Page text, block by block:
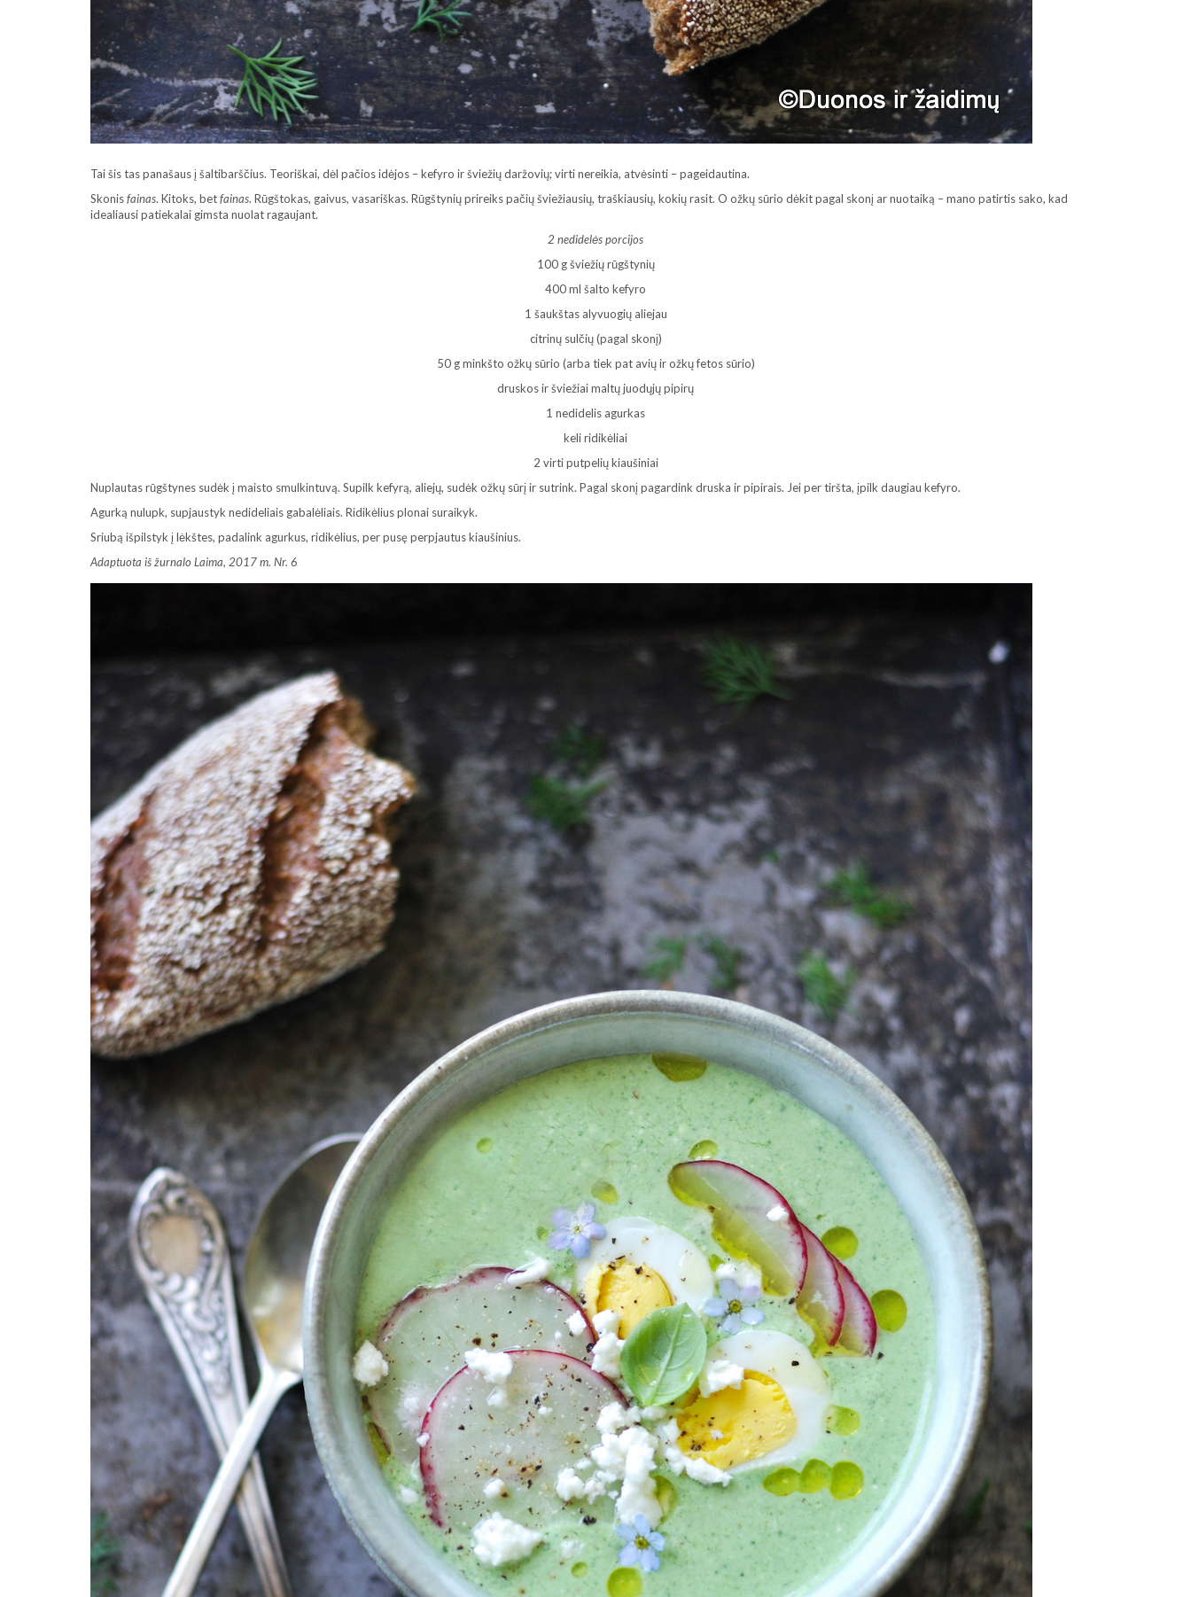
Tai šis tas panašaus į šaltibarščius. Teoriškai, dėl pačios idėjos – kefyro ir šviežių daržovių; virti nereikia, atvėsinti – pageidautina.
Skonisfainas. Kitoks, betfainas. Rūgštokas, gaivus, vasariškas. Rūgštynių prireiks pačių šviežiausių, traškiausių, kokių rasit. O ožkų sūrio dėkit pagal skonį ar nuotaiką – mano patirtis sako, kad
idealiausi patiekalai gimsta nuolat ragaujant.
2 nedidelės porcijos
100 g šviežių rūgštynių
400 ml šalto kefyro
1 šaukštas alyvuogių aliejau
citrinų sulčių (pagal skonį)
50 g minkšto ožkų sūrio (arba tiek pat avių ir ožkų fetos sūrio)
druskos ir šviežiai maltų juodųjų pipirų
1 nedidelis agurkas
keli ridikėliai
2 virti putpelių kiaušiniai
Nuplautas rūgštynes sudėk į maisto smulkintuvą. Supilk kefyrą, aliejų, sudėk ožkų sūrį ir sutrink. Pagal skonį pagardink druska ir pipirais. Jei per tiršta, įpilk daugiau kefyro.
Agurką nulupk, supjaustyk nedideliais gabalėliais. Ridikėlius plonai suraikyk.
Sriubą išpilstyk į lėkštes, padalink agurkus, ridikėlius, per pusę perpjautus kiaušinius.
Adaptuota iš žurnalo Laima, 2017 m. Nr. 6